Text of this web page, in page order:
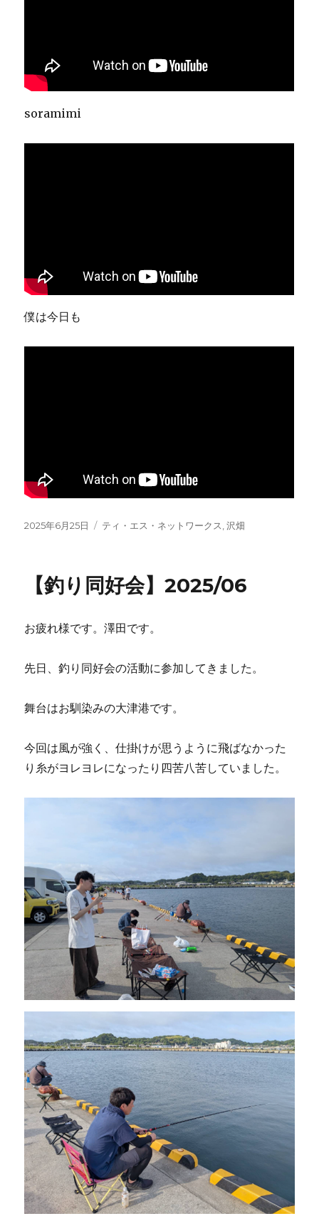
soramimi
僕は今日も
投
2025年6月25日
カ
ー
ティ・エス・ネットワークス ,沢畑
【釣り同好会】2025/06
お疲れ様です。澤田です。
先日、釣り同好会の活動に参加してきました。
舞台はお馴染みの大津港です。
今回は風が強く、仕掛けが思うように飛ばなかった
り糸がヨレヨレになったり四苦八苦していました。